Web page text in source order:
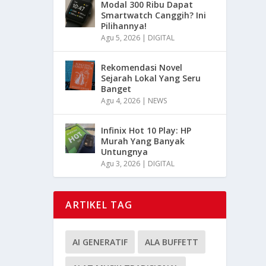
Modal 300 Ribu Dapat
Smartwatch Canggih? Ini
Pilihannya!
Agu 5, 2026 | DIGITAL
Rekomendasi Novel
Sejarah Lokal Yang Seru
Banget
Agu 4, 2026 | NEWS
Infinix Hot 10 Play: HP
Murah Yang Banyak
Untungnya
Agu 3, 2026 | DIGITAL
ARTIKEL TAG
AI GENERATIF ALA BUFFETT